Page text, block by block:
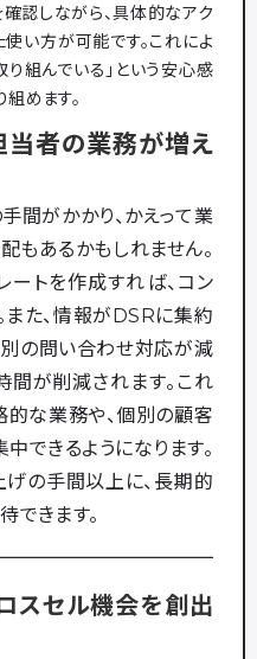
認しながら、具体的なアク
い方が可能です。これによ
り組んでいる」という安心感
めます。
当者の業務が増え
間がかかり、かえって業
もあるかもしれません。
ートを作成すれば、コン
また、情報がDSRに集約
別の問い合わせ対応が減
間が削減されます。これ
的な業務や、個別の顧客
できるようになります。
げの手間以上に、長期的
できます。
スセル機会を創出